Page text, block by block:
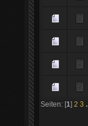
Seiten: [1] 2 3